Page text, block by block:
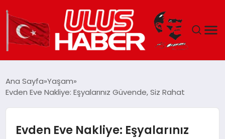
EKONOMI
Ana Sayfa Yaşam
Evden Eve Nakliye: Eşyalarınız Güvende, Siz Rahat
Evden Eve Nakliye: Eşyalarınız